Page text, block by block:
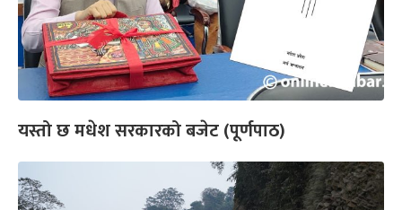
यस्तो छ मधेश सरकारको बजेट (पूर्णपाठ)